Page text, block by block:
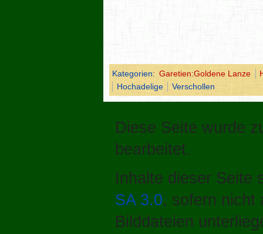
Kategorien: Garetien:Goldene Lanze
Hochadelige
Verschollen
Diese Seite wurde
bearbeitet.
Inhalte dieser Seite
SA 3.0, sofern nicht
Bilddateien